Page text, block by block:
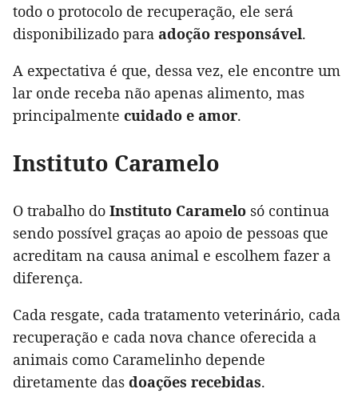
todo o protocolo de recuperação, ele será
disponibilizado para adoção responsável.
A expectativa é que, dessa vez, ele encontre um
lar onde receba não apenas alimento, mas
principalmente cuidado e amor.
Instituto Caramelo
O trabalho do Instituto Caramelo só continua
sendo possível graças ao apoio de pessoas que
acreditam na causa animal e escolhem fazer a
diferença.
Cada resgate, cada tratamento veterinário, cada
recuperação e cada nova chance oferecida a
animais como Caramelinho depende
diretamente das doações recebidas.